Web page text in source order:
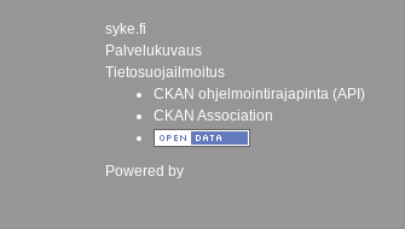
syke.fi
Palvelukuvaus
Tietosuojailmoitus
CKAN ohjelmointirajapinta (API)
CKAN Association
Powered by